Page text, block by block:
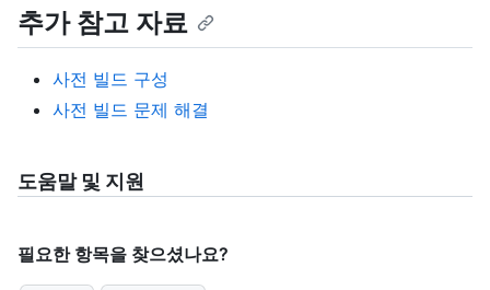
추가 참고 자료
사전 빌드 구성
사전 빌드 문제 해결
도움말 및 지원
필요한 항목을 찾으셨나요?